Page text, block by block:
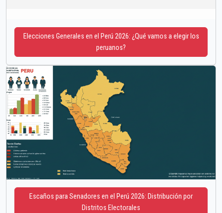
Elecciones Generales en el Perú 2026: ¿Qué vamos a elegir los
peruanos?
Escaños para Senadores en el Perú 2026: Distribución por
Distritos Electorales